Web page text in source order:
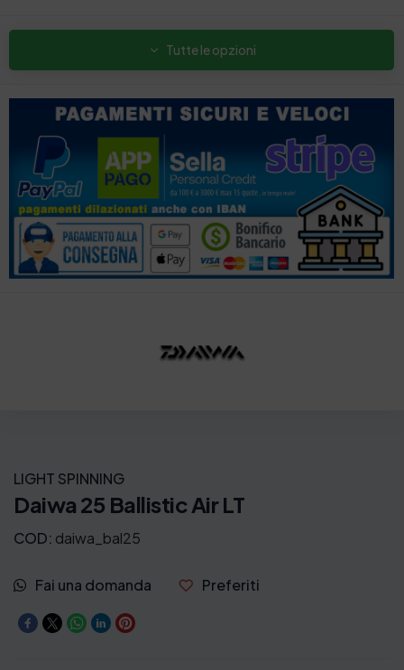
Tutte le opzioni
LIGHT SPINNING
Daiwa 25 Ballistic Air LT
COD: daiwa_bal25
Fai una domanda Preferiti